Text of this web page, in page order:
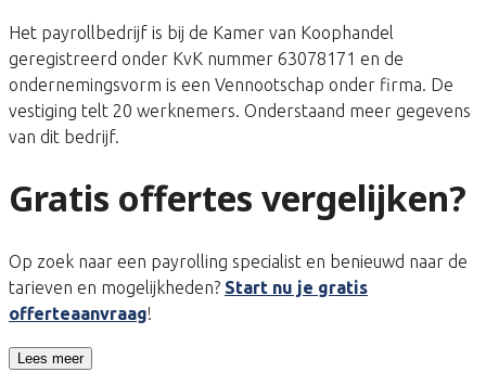
Het payrollbedrijf is bij de Kamer van Koophandel
geregistreerd onder KvK nummer 63078171 en de
ondernemingsvorm is een Vennootschap onder firma. De
vestiging telt 20 werknemers. Onderstaand meer gegevens
van dit bedrijf.
Gratis offertes vergelijken?
Op zoek naar een payrolling specialist en benieuwd naar de
tarieven en mogelijkheden? Start nu je gratis
offerteaanvraag!
Lees meer